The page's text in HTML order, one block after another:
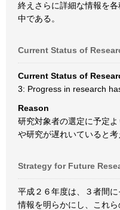
終えさらに詳細な情報を
中である。
Current Status of
Current Status of
3: Progress in research
Reason
研究対象者の選定に予定
や研究が遅れいていると考
Strategy for Future
平成２６年度は、３者間
情報を明らかにし、これ